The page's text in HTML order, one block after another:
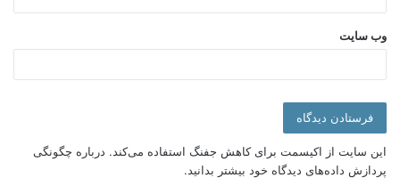
توصیه هایی برای مدیران چین
رزومه بین المللی
کاریابی بین المللی کوچینگ شغلی
وب‌ سایت
این سایت از اکیسمت برای کاهش جفنگ استفاده می‌کند. درباره چگونگی
پردازش داده‌های دیدگاه خود بیشتر بدانید.